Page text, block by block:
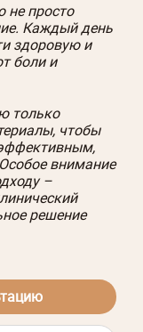
не просто
Каждый день
здоровую и
боли и
только
чтобы
внимание
–
решение